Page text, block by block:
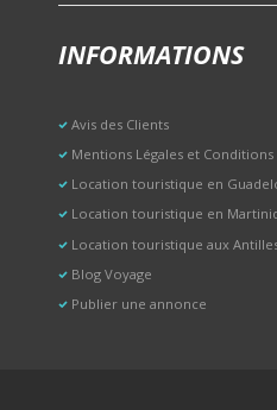
INFORMATIONS
Avis des Clients
Mentions Légales et
Location touristique en
Location touristique en
Location touristique aux
Blog Voyage
Publier une annonce